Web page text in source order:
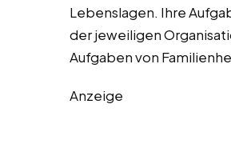
Lebenslagen. Ihre
der jeweiligen
Aufgaben von
Anzeige